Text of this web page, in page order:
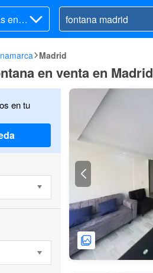
en v
Madrid
en venta en Madrid
en tu